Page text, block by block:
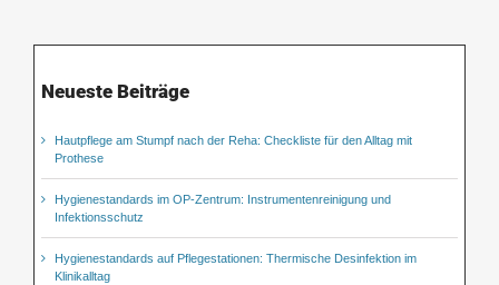
Neueste Beiträge
Hautpflege am Stumpf nach der Reha: Checkliste für den Alltag mit
Prothese
Hygienestandards im OP-Zentrum: Instrumentenreinigung und
Infektionsschutz
Hygienestandards auf Pflegestationen: Thermische Desinfektion im
Klinikalltag